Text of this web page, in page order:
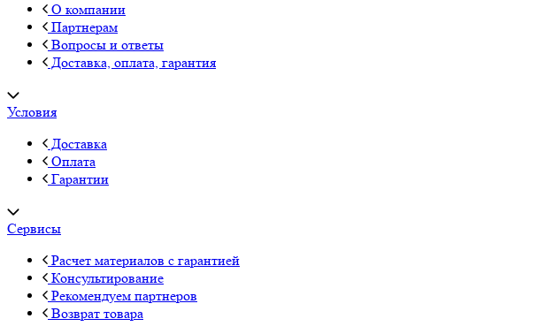
О компании
Партнерам
Вопросы и ответы
Доставка, оплата, гарантия
Условия
Доставка
Оплата
Гарантии
Сервисы
Расчет материалов с гарантией
Консультирование
Рекомендуем партнеров
Возврат товара